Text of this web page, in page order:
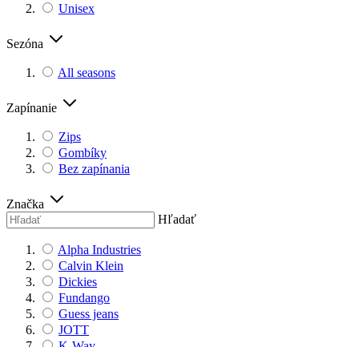
Unisex
Sezóna
All seasons
Zapínanie
Zips
Gombíky
Bez zapínania
Značka
Hľadať
Alpha Industries
Calvin Klein
Dickies
Fundango
Guess jeans
JOTT